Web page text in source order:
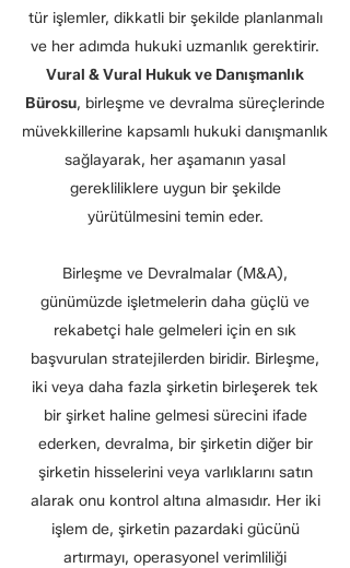
tür işlemler, dikkatli bir şekilde planlanmalı
ve her adımda hukuki uzmanlık gerektirir.
Vural & Vural Hukuk ve Danışmanlık
Bürosu, birleşme ve devralma süreçlerinde
müvekkillerine kapsamlı hukuki danışmanlık
sağlayarak, her aşamanın yasal
gerekliliklere uygun bir şekilde
yürütülmesini temin eder.
Birleşme ve Devralmalar (M&A),
günümüzde işletmelerin daha güçlü ve
rekabetçi hale gelmeleri için en sık
başvurulan stratejilerden biridir. Birleşme,
iki veya daha fazla şirketin birleşerek tek
bir şirket haline gelmesi sürecini ifade
ederken, devralma, bir şirketin diğer bir
şirketin hisselerini veya varlıklarını satın
alarak onu kontrol altına almasıdır. Her iki
işlem de, şirketin pazardaki gücünü
artırmayı, operasyonel verimliliği